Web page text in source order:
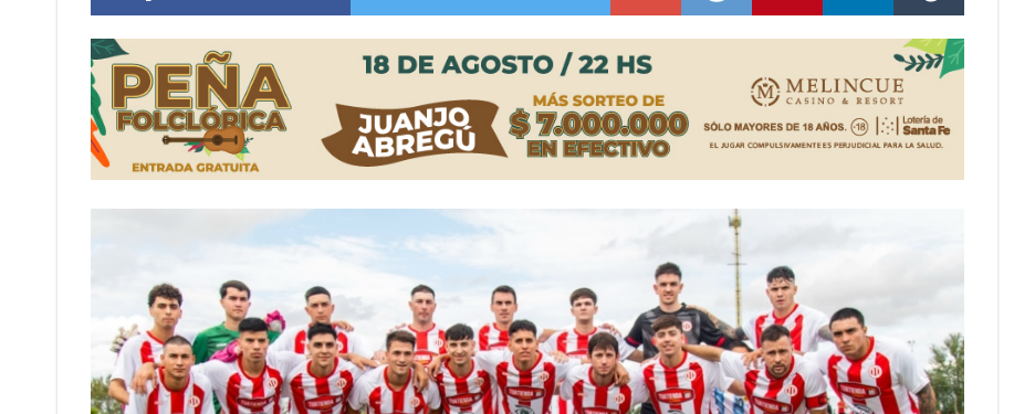
Vuelve el básquet: este viernes arranca el Clausura con agenda confirmada y planteles renovados